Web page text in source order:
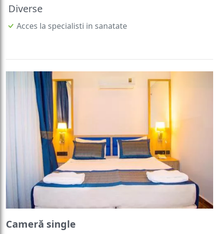
Diverse
Acces la specialisti in sanatate
Cameră single